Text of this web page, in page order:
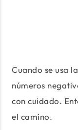
Cuando se usa
números
con cuidado.
el camino.